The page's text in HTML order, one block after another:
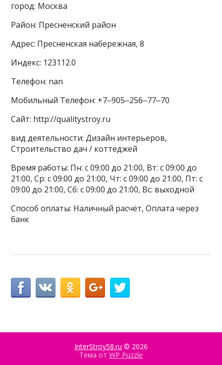
город: Москва
Район: Пресненский район
Адрес: Пресненская набережная, 8
Индекс: 123112.0
Телефон: nan
Мобильный Телефон: +7‒905‒256‒77‒70
Сайт: http://qualitystroy.ru
вид деятельности: Дизайн интерьеров,
Строительство дач / коттеджей
Время работы: Пн: с 09:00 до 21:00, Вт: с 09:00 до
21:00, Ср: с 09:00 до 21:00, Чт: с 09:00 до 21:00, Пт: с
09:00 до 21:00, Сб: с 09:00 до 21:00, Вс: выходной
Способ оплаты: Наличный расчёт, Оплата через
банк
InterStroy58.ru © 2026
Тема от WP Puzzle